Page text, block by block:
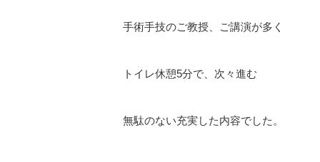
手術手技のご教授、ご講演が多く
トイレ休憩5分で、次々進む
無駄のない充実した内容でした。